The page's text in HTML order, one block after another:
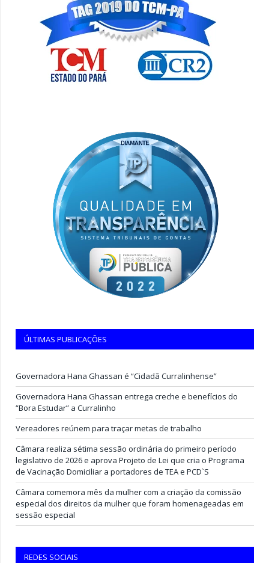
ÚLTIMAS PUBLICAÇÕES
Governadora Hana Ghassan é “Cidadã Curralinhense”
Governadora Hana Ghassan entrega creche e benefícios do
“Bora Estudar” a Curralinho
Vereadores reúnem para traçar metas de trabalho
Câmara realiza sétima sessão ordinária do primeiro período
legislativo de 2026 e aprova Projeto de Lei que cria o Programa
de Vacinação Domiciliar a portadores de TEA e PCD`S
Câmara comemora mês da mulher com a criação da comissão
especial dos direitos da mulher que foram homenageadas em
sessão especial
REDES SOCIAIS